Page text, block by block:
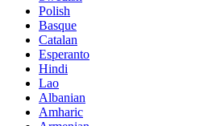
Polish
Basque
Catalan
Esperanto
Hindi
Lao
Albanian
Amharic